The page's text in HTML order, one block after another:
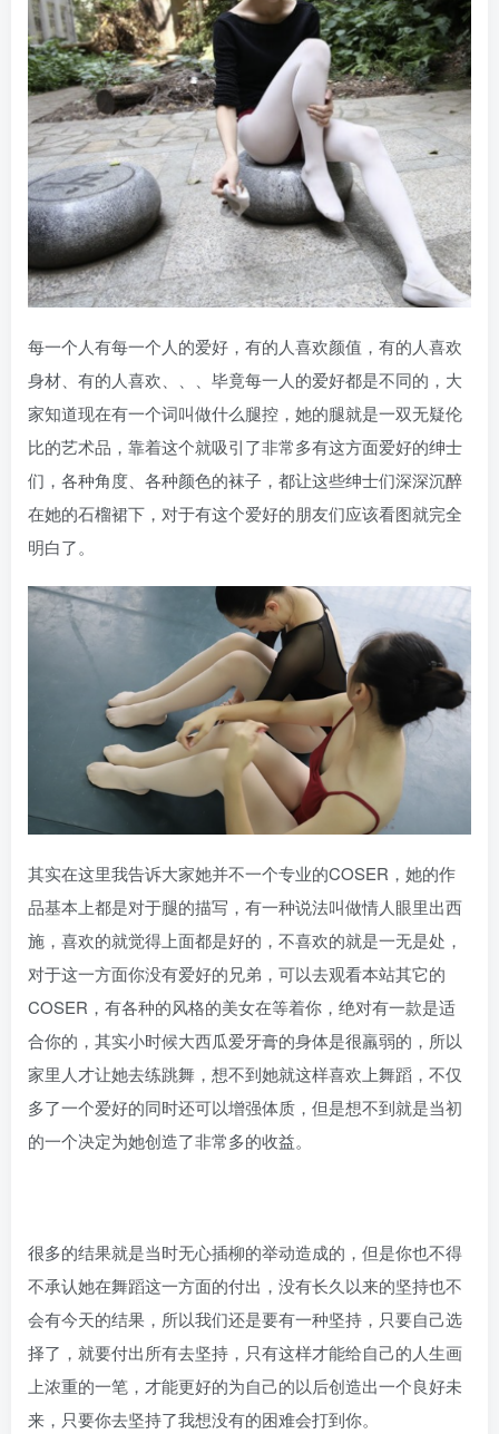
每一个人有每一个人的爱好，有的人喜欢颜值，有的人喜欢
身材、有的人喜欢、、、毕竟每一人的爱好都是不同的，大
家知道现在有一个词叫做什么腿控，她的腿就是一双无疑伦
比的艺术品，靠着这个就吸引了非常多有这方面爱好的绅士
们，各种角度、各种颜色的袜子，都让这些绅士们深深沉醉
在她的石榴裙下，对于有这个爱好的朋友们应该看图就完全
明白了。
其实在这里我告诉大家她并不一个专业的COSER，她的作
品基本上都是对于腿的描写，有一种说法叫做情人眼里出西
施，喜欢的就觉得上面都是好的，不喜欢的就是一无是处，
对于这一方面你没有爱好的兄弟，可以去观看本站其它的
COSER，有各种的风格的美女在等着你，绝对有一款是适
合你的，其实小时候大西瓜爱牙膏的身体是很羸弱的，所以
家里人才让她去练跳舞，想不到她就这样喜欢上舞蹈，不仅
多了一个爱好的同时还可以增强体质，但是想不到就是当初
的一个决定为她创造了非常多的收益。
很多的结果就是当时无心插柳的举动造成的，但是你也不得
不承认她在舞蹈这一方面的付出，没有长久以来的坚持也不
会有今天的结果，所以我们还是要有一种坚持，只要自己选
择了，就要付出所有去坚持，只有这样才能给自己的人生画
上浓重的一笔，才能更好的为自己的以后创造出一个良好未
来，只要你去坚持了我想没有的困难会打到你。